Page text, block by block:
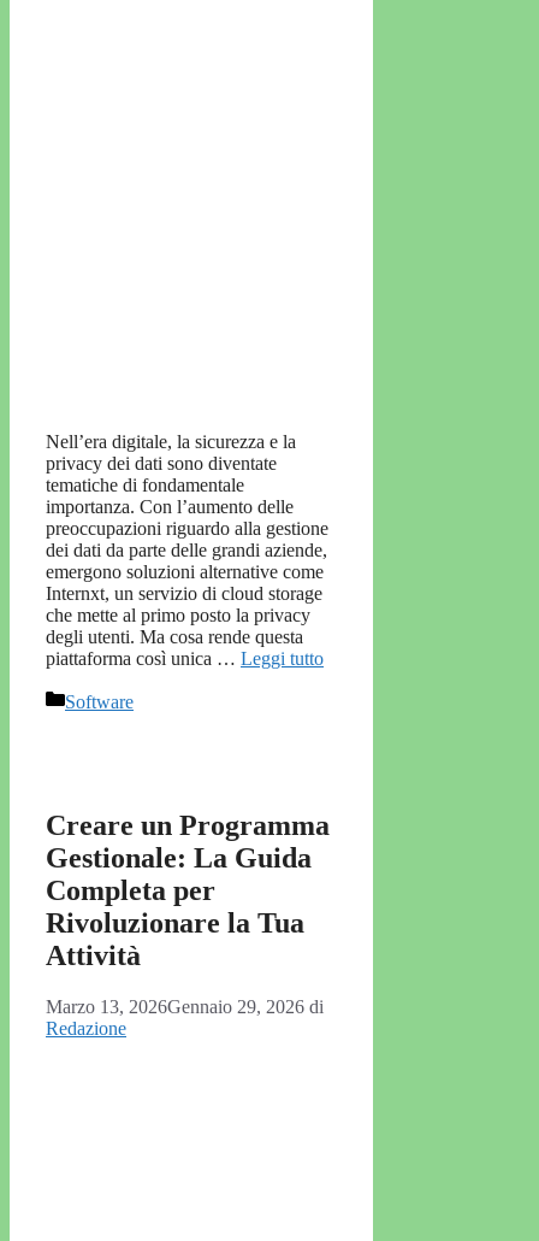
Nell’era digitale, la sicurezza e la
privacy dei dati sono diventate
tematiche di fondamentale
importanza. Con l’aumento delle
preoccupazioni riguardo alla gestione
dei dati da parte delle grandi aziende,
emergono soluzioni alternative come
Internxt, un servizio di cloud storage
che mette al primo posto la privacy
degli utenti. Ma cosa rende questa
piattaforma così unica … Leggi tutto
Categorie
Software
Creare un Programma
Gestionale: La Guida
Completa per
Rivoluzionare la Tua
Attività
Marzo 13, 2026Gennaio 29, 2026 di
Redazione